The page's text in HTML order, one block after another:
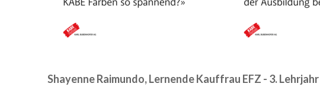
Shayenne Raimundo, Lernende Kauffrau EFZ - 3. Lehrjahr